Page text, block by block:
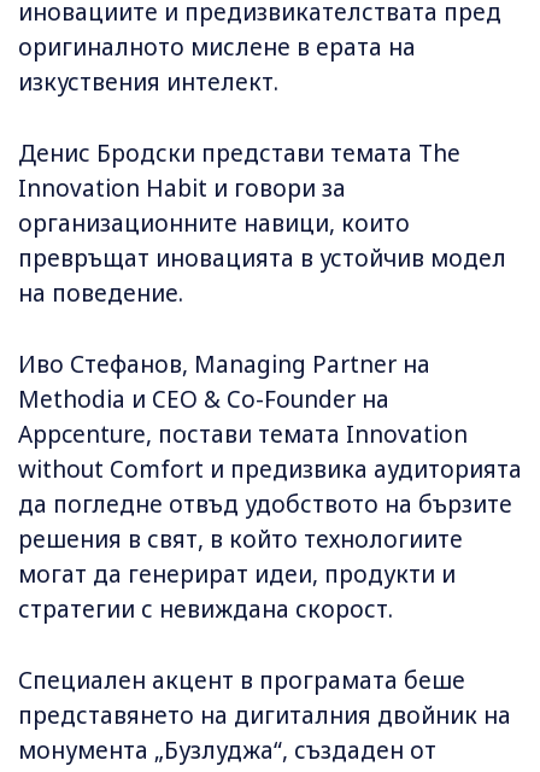
иновациите и предизвикателствата пред
оригиналното мислене в ерата на
изкуствения интелект.
Денис Бродски представи темата The
Innovation Habit и говори за
организационните навици, които
превръщат иновацията в устойчив модел
на поведение.
Иво Стефанов, Managing Partner на
Methodia и CEO & Co-Founder на
Appcenture, постави темата Innovation
without Comfort и предизвика аудиторията
да погледне отвъд удобството на бързите
решения в свят, в който технологиите
могат да генерират идеи, продукти и
стратегии с невиждана скорост.
Специален акцент в програмата беше
представянето на дигиталния двойник на
монумента „Бузлуджа“, създаден от